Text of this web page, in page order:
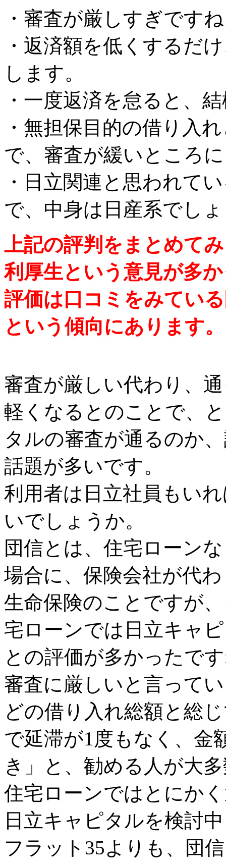
・審査が厳しすぎです
・返済額を低くするだ
します。
・一度返済を怠ると、
・無担保目的の借り入
で、審査が緩いところ
・日立関連と思われて
で、中身は日産系でし
上記の評判をまとめて
利厚生という意見が多
評価は口コミをみてい
という傾向にあります。
審査が厳しい代わり、
軽くなるとのことで、
タルの審査が通るのか
話題が多いです。
利用者は日立社員もい
いでしょうか。
団信とは、住宅ローン
場合に、保険会社が代
生命保険のことですが
宅ローンでは日立キャ
との評価が多かったで
審査に厳しいと言って
どの借り入れ総額と総
で延滞が1度もなく、金
き」と、勧める人が大
住宅ローンではとにか
日立キャピタルを検討
フラット35よりも、団